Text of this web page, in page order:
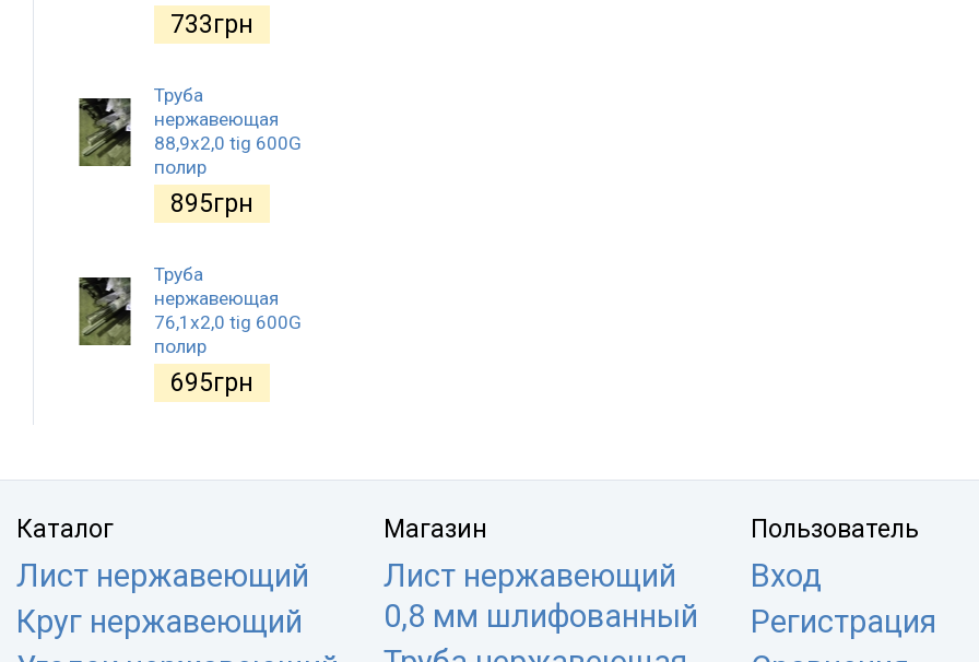
733грн
Труба
нержавеющая
88,9х2,0 tig 600G
полир
895грн
Труба
нержавеющая
76,1х2,0 tig 600G
полир
695грн
Каталог
Лист нержавеющий
Круг нержавеющий
Магазин
Лист нержавеющий
0,8 мм шлифованный
Пользователь
Вход
Регистрация